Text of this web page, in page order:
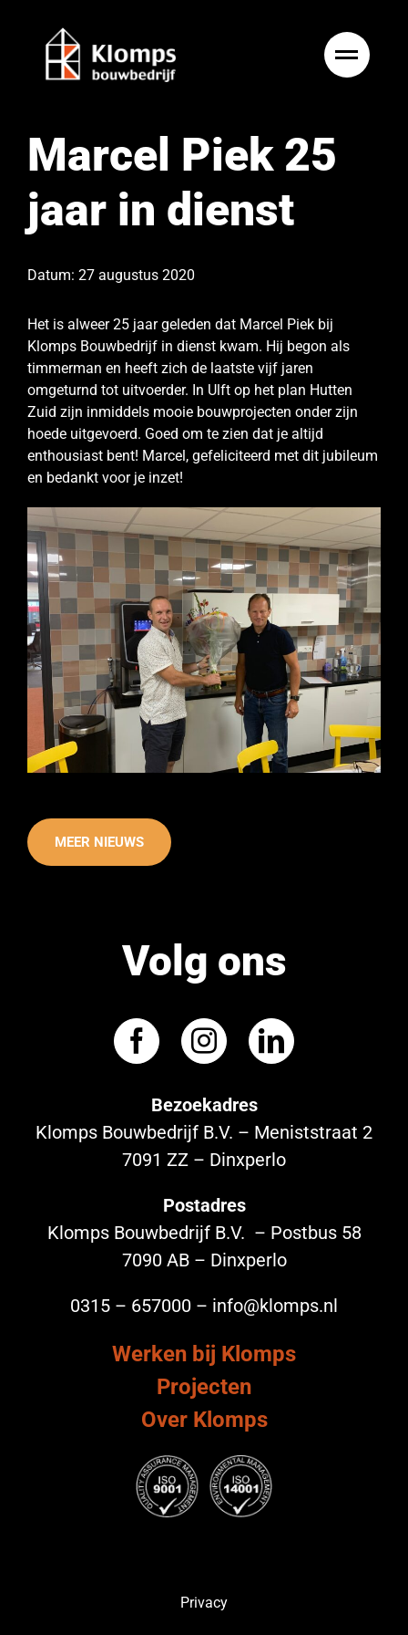
Marcel Piek 25
jaar in dienst
Datum: 27 augustus 2020
Het is alweer 25 jaar geleden dat Marcel Piek bij
Klomps Bouwbedrijf in dienst kwam. Hij begon als
timmerman en heeft zich de laatste vijf jaren
omgeturnd tot uitvoerder. In Ulft op het plan Hutten
Zuid zijn inmiddels mooie bouwprojecten onder zijn
hoede uitgevoerd. Goed om te zien dat je altijd
enthousiast bent! Marcel, gefeliciteerd met dit jubileum
en bedankt voor je inzet!
MEER NIEUWS
Volg ons
Bezoekadres
Klomps Bouwbedrijf B.V. – Meniststraat 2
7091 ZZ – Dinxperlo
Postadres
Klomps Bouwbedrijf B.V. – Postbus 58
7090 AB – Dinxperlo
0315 – 657000 – info@klomps.nl
Werken bij Klomps
Projecten
Over Klomps
Privacy